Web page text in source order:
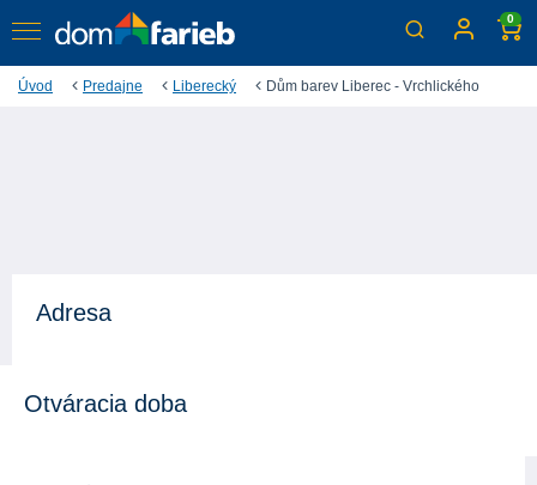
0
Úvod Predajne Liberecký Dům barev Liberec - Vrchlického
Adresa
Otváracia doba